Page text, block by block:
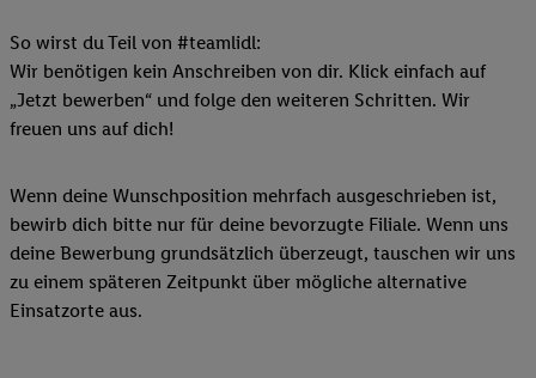
So wirst du Teil von #teamlidl:
Wir benötigen kein Anschreiben von dir. Klick einfach auf
„Jetzt bewerben“ und folge den weiteren Schritten. Wir
freuen uns auf dich!
Wenn deine Wunschposition mehrfach ausgeschrieben ist,
bewirb dich bitte nur für deine bevorzugte Filiale. Wenn uns
deine Bewerbung grundsätzlich überzeugt, tauschen wir uns
zu einem späteren Zeitpunkt über mögliche alternative
Einsatzorte aus.